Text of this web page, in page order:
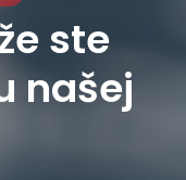
ste
našej